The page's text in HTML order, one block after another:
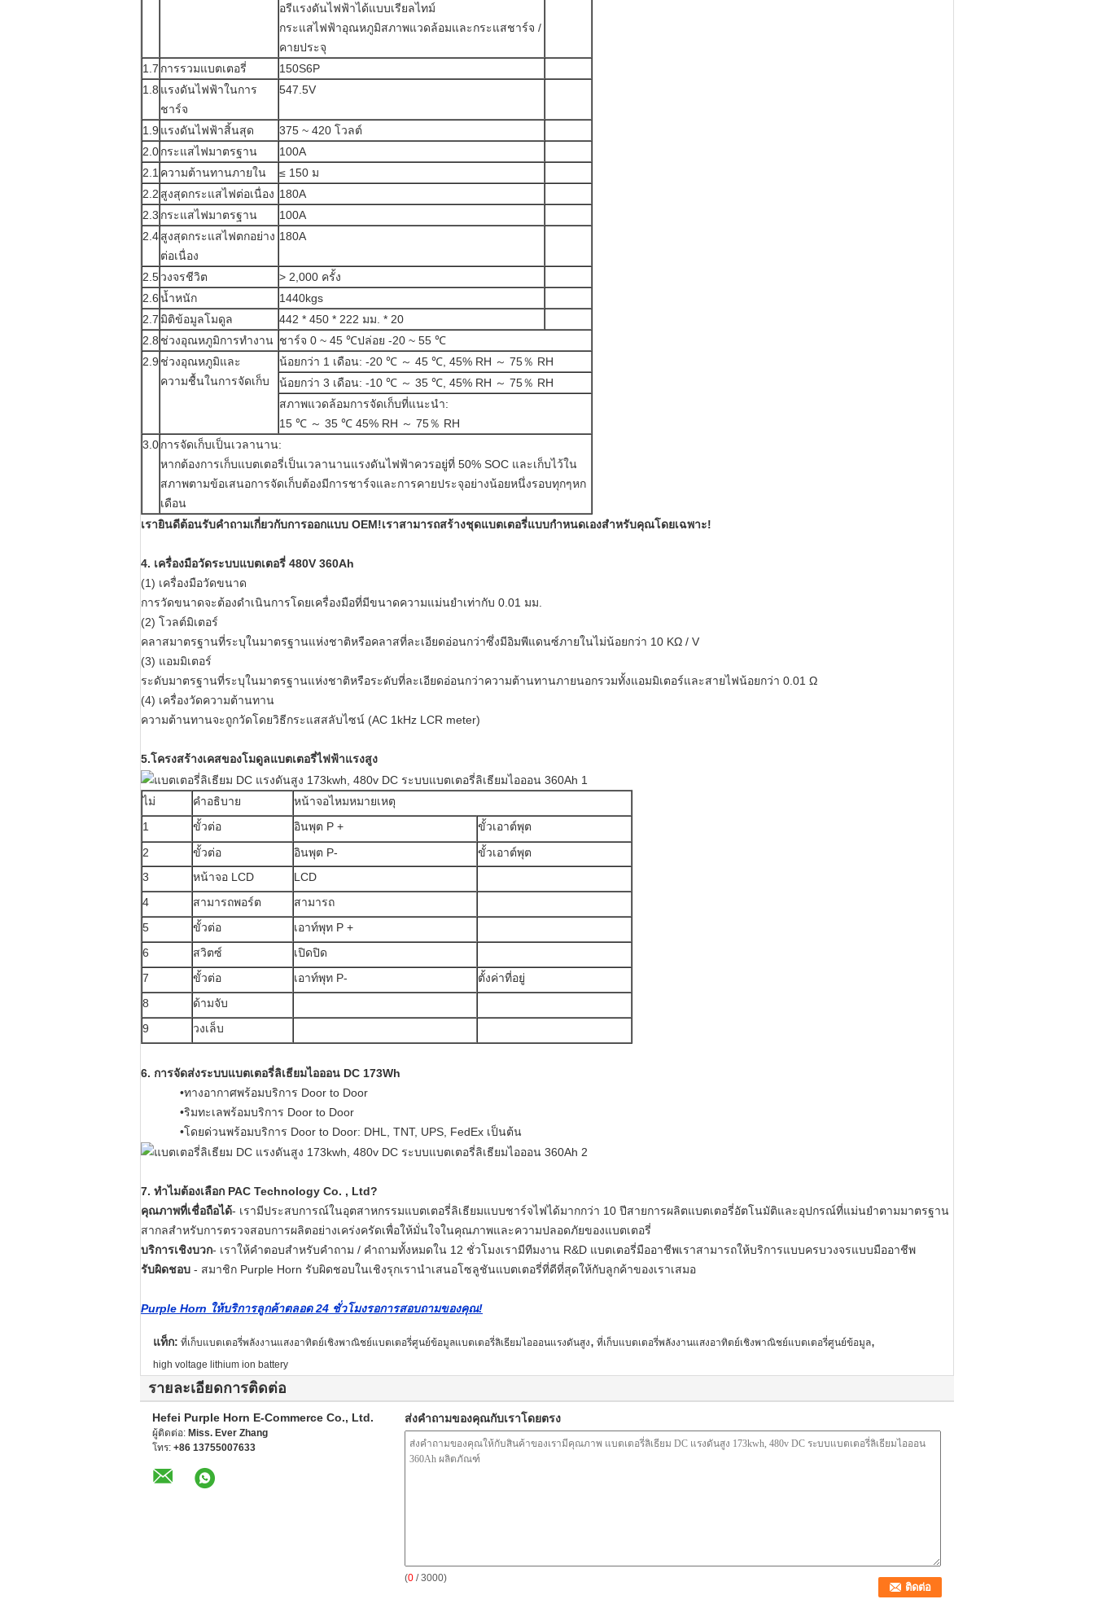
อรีแรงดันไฟฟ้าได้แบบเรียลไทม์
กระแสไฟฟ้าอุณหภูมิสภาพแวดล้อมและกระแสชาร์จ /
คายประจุ
1.7 การรวมแบตเตอรี่
150S6P
1.8 แรงดันไฟฟ้าในการ
ชาร์จ
547.5V
1.9 แรงดันไฟฟ้าสิ้นสุด
375 ~ 420 โวลต์
2.0กระแสไฟมาตรฐาน
100A
2.1 ความต้านทานภายใน
≤ 150 ม
2.2 สูงสุดกระแสไฟต่อเนื่อง 180A
2.3 กระแสไฟมาตรฐาน
100A
2.4สูงสุดกระแสไฟตกอย่าง
ต่อเนื่อง
180A
2.5วงจรชีวิต
> 2,000 ครั้ง
2.6น้ำหนัก
1440kgs
2.7 มิติข้อมูลโมดูล
442 * 450 * 222 มม. * 20
2.8 ช่วงอุณหภูมิการทำงาน ชาร์จ 0 ~ 45 ℃ปล่อย -20 ~ 55 ℃
2.9 ช่วงอุณหภูมิและ
ความชื้นในการจัดเก็บ
น้อยกว่า 1 เดือน: -20 ℃ ～ 45 ℃, 45% RH ～ 75％ RH
น้อยกว่า 3 เดือน: -10 ℃ ～ 35 ℃, 45% RH ～ 75％ RH
สภาพแวดล้อมการจัดเก็บที่แนะนำ:
15 ℃ ～ 35 ℃ 45% RH ～ 75％ RH
3.0การจัดเก็บเป็นเวลานาน:
หากต้องการเก็บแบตเตอรี่เป็นเวลานานแรงดันไฟฟ้าควรอยู่ที่ 50% SOC และเก็บไว้ใน
สภาพตามข้อเสนอการจัดเก็บต้องมีการชาร์จและการคายประจุอย่างน้อยหนึ่งรอบทุกๆหก
เดือน
เรายินดีต้อนรับคำถามเกี่ยวกับการออกแบบ OEM!เราสามารถสร้างชุดแบตเตอรี่แบบกำหนดเองสำหรับคุณโดยเฉพาะ!
4. เครื่องมือวัดระบบแบตเตอรี่ 480V 360Ah
(1) เครื่องมือวัดขนาด
การวัดขนาดจะต้องดำเนินการโดยเครื่องมือที่มีขนาดความแม่นยำเท่ากับ 0.01 มม.
(2) โวลต์มิเตอร์
คลาสมาตรฐานที่ระบุในมาตรฐานแห่งชาติหรือคลาสที่ละเอียดอ่อนกว่าซึ่งมีอิมพีแดนซ์ภายในไม่น้อยกว่า 10 KΩ / V
(3) แอมมิเตอร์
ระดับมาตรฐานที่ระบุในมาตรฐานแห่งชาติหรือระดับที่ละเอียดอ่อนกว่าความต้านทานภายนอกรวมทั้งแอมมิเตอร์และสายไฟน้อยกว่า 0.01 Ω
(4) เครื่องวัดความต้านทาน
ความต้านทานจะถูกวัดโดยวิธีกระแสสลับไซน์ (AC 1kHz LCR meter)
5.โครงสร้างเคสของโมดูลแบตเตอรี่ไฟฟ้าแรงสูง
ไม่ คำอธิบาย
หน้าจอไหมหมายเหตุ
1
ขั้วต่อ อินพุต P +
ขั้วเอาต์พุต
2
ขั้วต่อ อินพุต P-
ขั้วเอาต์พุต
3
หน้าจอ LCD
LCD
4
สามารถพอร์ต
สามารถ
5
ขั้วต่อ
เอาท์พุท P +
6
สวิตซ์
เปิดปิด
7
ขั้วต่อ เอาท์พุท P-
ตั้งค่าที่อยู่
8
ด้ามจับ
9
วงเล็บ
6. การจัดส่งระบบแบตเตอรี่ลิเธียมไอออน DC 173Wh
•ทางอากาศพร้อมบริการ Door to Door
•ริมทะเลพร้อมบริการ Door to Door
•โดยด่วนพร้อมบริการ Door to Door: DHL, TNT, UPS, FedEx เป็นต้น
7. ทำไมต้องเลือก PAC Technology Co. , Ltd?
คุณภาพที่เชื่อถือได้- เรามีประสบการณ์ในอุตสาหกรรมแบตเตอรี่ลิเธียมแบบชาร์จไฟได้มากกว่า 10 ปีสายการผลิตแบตเตอรี่อัตโนมัติและอุปกรณ์ที่แม่นยำตามมาตรฐาน
สากลสำหรับการตรวจสอบการผลิตอย่างเคร่งครัดเพื่อให้มั่นใจในคุณภาพและความปลอดภัยของแบตเตอรี่
บริการเชิงบวก- เราให้คำตอบสำหรับคำถาม / คำถามทั้งหมดใน 12 ชั่วโมงเรามีทีมงาน R&D แบตเตอรี่มืออาชีพเราสามารถให้บริการแบบครบวงจรแบบมืออาชีพ
รับผิดชอบ - สมาชิก Purple Horn รับผิดชอบในเชิงรุกเรานำเสนอโซลูชันแบตเตอรี่ที่ดีที่สุดให้กับลูกค้าของเราเสมอ
Purple Horn ให้บริการลูกค้าตลอด 24 ชั่วโมงรอการสอบถามของคุณ!
แท็ก: ที่เก็บแบตเตอรี่พลังงานแสงอาทิตย์เชิงพาณิชย์แบตเตอรี่ศูนย์ข้อมูลแบตเตอรี่ลิเธียมไอออนแรงดันสูง, ที่เก็บแบตเตอรี่พลังงานแสงอาทิตย์เชิงพาณิชย์แบตเตอรี่ศูนย์ข้อมูล,
high voltage lithium ion battery
รายละเอียดการติดต่อ
Hefei Purple Horn E-Commerce Co., Ltd.
ผู้ติดต่อ: Miss. Ever Zhang
โทร: +86 13755007633
ส่งคำถามของคุณกับเราโดยตรง
(0 / 3000)